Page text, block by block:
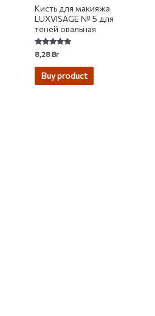
Кисть для макияжа
LUXVISAGE № 5 для
теней овальная
Rated
5.00
out of 5
8,28Br
Buy product